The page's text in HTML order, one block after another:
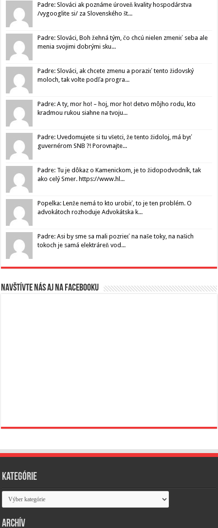
Padre: Slováci ak poznáme úroveň kvality hospodárstva
/vygooglite si/ za Slovenského št...
Padre: Slováci, Boh žehná tým, čo chcú nielen zmeniť seba ale
menia svojimi dobrými sku...
Padre: Slováci, ak chcete zmenu a poraziť tento židovský
moloch, tak volte podľa progra...
Padre: A ty, mor ho! – hoj, mor ho! detvo môjho rodu, kto
kradmou rukou siahne na tvoju...
Padre: Uvedomujete si tu všetci, že tento židoloj, má byť
guvernérom SNB ?! Porovnajte...
Padre: Tu je dôkaz o Kamenickom, je to židopodvodník, tak
ako celý Smer. https://www.hl...
Popelka: Lenže nemá to kto urobiť, to je ten problém. O
advokátoch rozhoduje Advokátska k...
Padre: Asi by sme sa mali pozrieť na naše toky, na našich
tokoch je samá elektráreň vod...
Navštívte nás aj na Facebooku
Kategórie
Kategórie
Archív